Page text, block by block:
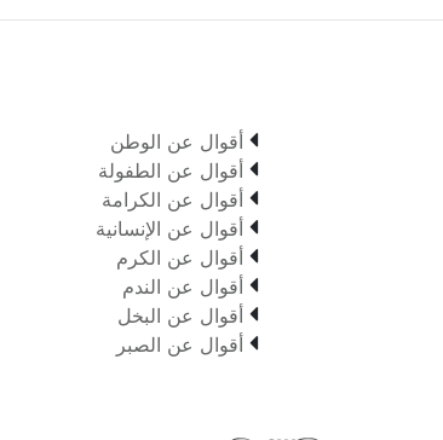
 أقوال عن الوطن
 أقوال عن الطفولة
 أقوال عن الكرامة
 أقوال عن الإنسانية
 أقوال عن الكرم
 أقوال عن الندم
 أقوال عن البخل
 أقوال عن الصبر